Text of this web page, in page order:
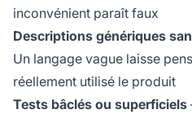
inconvénient paraît faux
Descriptions génériques
Un langage vague laisse
réellement utilisé le produit
Tests bâclés ou superficiels